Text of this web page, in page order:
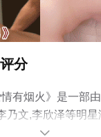
分
有烟火》是一部
乃文,李欣泽等明
剧情已揭晓（第
